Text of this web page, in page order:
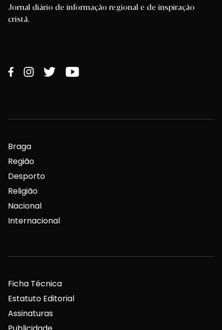
Jornal diário de informação regional e de inspiração
cristã.
Braga
Região
Desporto
Religião
Nacional
Internacional
Ficha Técnica
Estatuto Editorial
Assinaturas